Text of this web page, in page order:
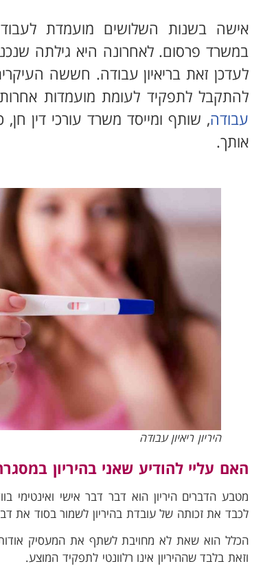
אישה בשנות השלושים מועמדת
במשרד פרסום. לאחרונה היא גילתה
לעדכן זאת בריאיון עבודה. חששה
להתקבל לתפקיד לעומת מועמדות אחרות
עבודה, שותף ומייסד משרד עורכי דין
אותך.
היריון ריאיון עבודה
האם עליי להודיע שאני בהיריון
מטבע הדברים היריון הוא דבר דבר אישי ואינטימי
לכבד את זכותה של עובדת בהיריון לשמור בסוד את
הכלל הוא שאת לא מחויבת לשתף את המעסיק אודות
וזאת בלבד שההיריון אינו רלוונטי לתפקיד המוצע.